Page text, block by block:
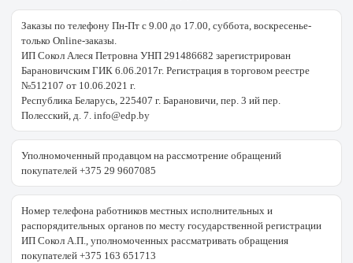
Заказы по телефону Пн-Пт с 9.00 до 17.00, суббота, воскресенье-
только Online-заказы.
ИП Сокол Алеся Петровна УНП 291486682 зарегистрирован
Барановичским ГИК 6.06.2017г. Регистрация в торговом реестре
№512107 от 10.06.2021 г.
Республика Беларусь, 225407 г. Барановичи, пер. 3 ий пер.
Полесский, д. 7. info@edp.by
Уполномоченный продавцом на рассмотрение обращений
покупателей +375 29 9607085
Номер телефона работников местных исполнительных и
распорядительных органов по месту государственной регистрации
ИП Сокол А.П., уполномоченных рассматривать обращения
покупателей +375 163 651713